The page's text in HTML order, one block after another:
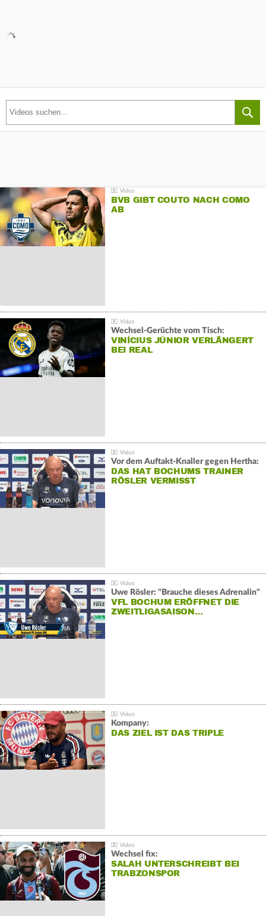
BVB GIBT COUTO NACH COMO
AB
Wechsel-Gerüchte vom Tisch:
VINÍCIUS JÚNIOR VERLÄNGERT
BEI REAL
Vor dem Auftakt-Knaller gegen Hertha:
DAS HAT BOCHUMS TRAINER
RÖSLER VERMISST
Uwe Rösler: "Brauche dieses Adrenalin"
VFL BOCHUM ERÖFFNET DIE
ZWEITLIGASAISON…
Kompany:
DAS ZIEL IST DAS TRIPLE
Wechsel fix:
SALAH UNTERSCHREIBT BEI
TRABZONSPOR